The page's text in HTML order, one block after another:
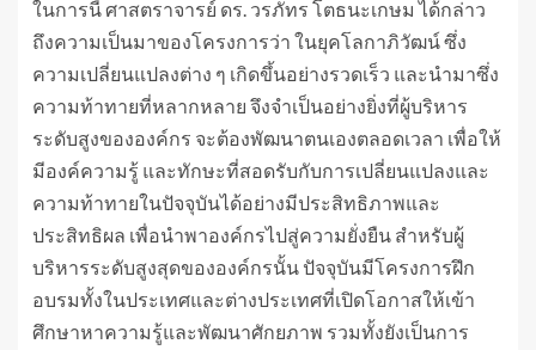
ในการนี้ ศาสตราจารย์ ดร. วรภัทร โตธนะเกษม ได้กล่าว
ถึงความเป็นมาของโครงการว่า ในยุคโลกาภิวัฒน์ ซึ่ง
ความเปลี่ยนแปลงต่าง ๆ เกิดขึ้นอย่างรวดเร็ว และนำมาซึ่ง
ความท้าทายที่หลากหลาย จึงจำเป็นอย่างยิ่งที่ผู้บริหาร
ระดับสูงขององค์กร จะต้องพัฒนาตนเองตลอดเวลา เพื่อให้
มีองค์ความรู้ และทักษะที่สอดรับกับการเปลี่ยนแปลงและ
ความท้าทายในปัจจุบันได้อย่างมีประสิทธิภาพและ
ประสิทธิผล เพื่อนำพาองค์กรไปสู่ความยั่งยืน สำหรับผู้
บริหารระดับสูงสุดขององค์กรนั้น ปัจจุบันมีโครงการฝึก
อบรมทั้งในประเทศและต่างประเทศที่เปิดโอกาสให้เข้า
ศึกษาหาความรู้และพัฒนาศักยภาพ รวมทั้งยังเป็นการ